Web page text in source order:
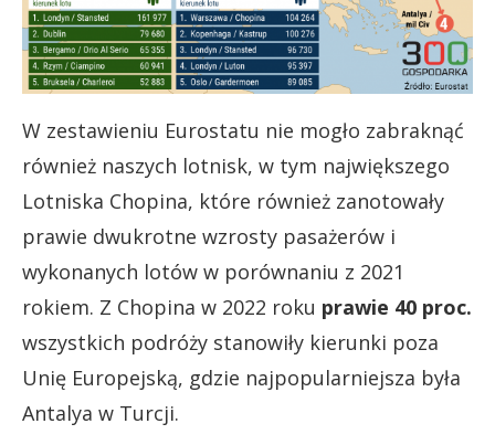
W zestawieniu Eurostatu nie mogło zabraknąć
również naszych lotnisk, w tym największego
Lotniska Chopina, które również zanotowały
prawie dwukrotne wzrosty pasażerów i
wykonanych lotów w porównaniu z 2021
rokiem. Z Chopina w 2022 roku prawie 40 proc.
wszystkich podróży stanowiły kierunki poza
Unię Europejską, gdzie najpopularniejsza była
Antalya w Turcji.